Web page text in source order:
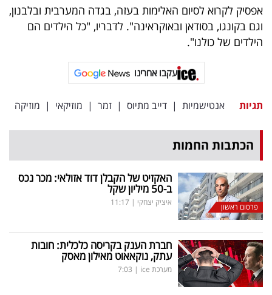
פרסמו
באייס
אפסיק לקרוא לסיום האלימות בעזה, בגדה המערבית ובלבנון,
וגם בקונגו, בסודאן ובאוקראינה". לדבריו, "כל הילדים הם
הילדים של כולנו".
עקבו אחרינו
תגיות אנטישמיות | דייב מתיוס | זמר | מוזיקאי | מוזיקה
הכתבות החמות
פרסום ראשון
האקזיט של הקבלן דוד אזולאי: מכר נכס
ב-50 מיליון שקל
איציק יצחקי |
11:17
חברת הענק בקריסה כלכלית: חובות
עתק, נוקאאוט מאילון מאסק
מערכת ice |
7:03